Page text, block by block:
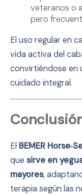
veteranos o
pero
El uso regular en
vida activa del
convirtiéndose en
cuidado integral.
El BEMER
que sirve en
mayores,
terapia según las